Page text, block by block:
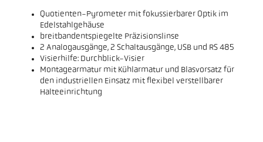
Quotienten-Pyrometer mit fokussierbarer Optik im
Edelstahlgehäuse
breitbandentspiegelte Präzisionslinse
2 Analogausgänge, 2 Schaltausgänge, USB und RS 485
Visierhilfe: Durchblick-Visier
Montagearmatur mit Kühlarmatur und Blasvorsatz für
den industriellen Einsatz mit flexibel verstellbarer
Halteeinrichtung